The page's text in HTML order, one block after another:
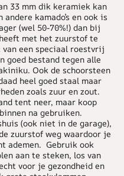
33 mm dik keramiek kan
kamado’s en ook is
(wel 50-70%!) dan bij
met het zuurstof te
van een speciaal roestvrij
goed bestand tegen alle
Ook de schoorsteen
heel goed staal maar
zoals zuur en zout.
tent neer, maar koop
na gebruiken.
(ook niet in de garage),
zuurstof weg waardoor je
ademen. Gebruik ook
aan te steken, los van
voor je gezondheid en